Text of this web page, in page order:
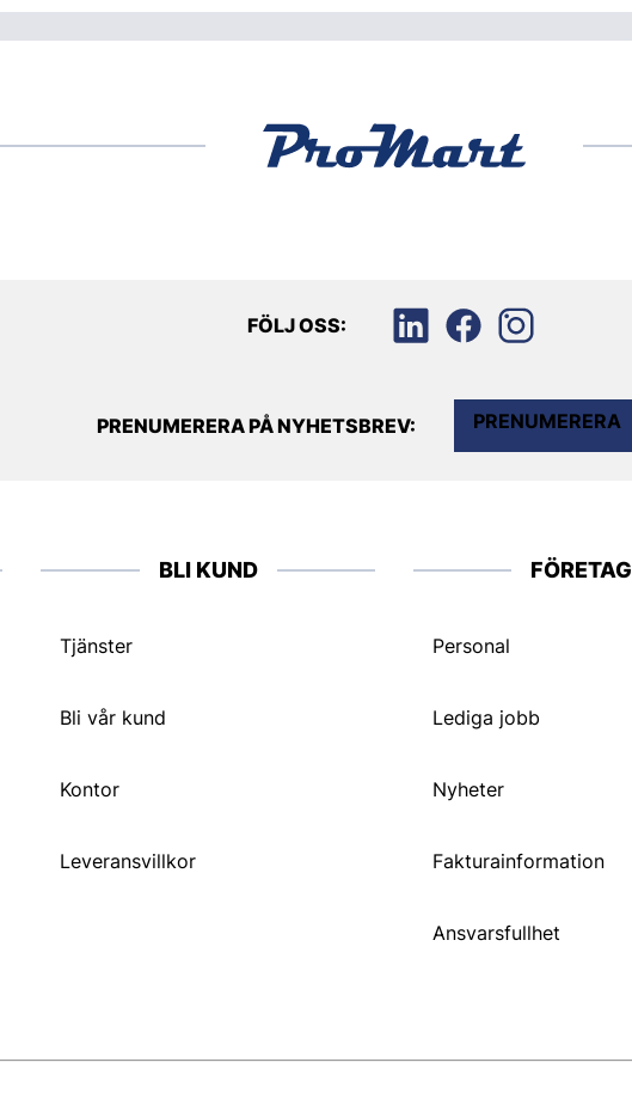
FÖLJ OSS:
PRENUMERERA PÅ NYHETSBREV: PRENUMERERA
BLI KUND
Tjänster
Bli vår kund
Kontor
Leveransvillkor
FÖRETAG
Personal
Lediga jobb
Nyheter
Fakturainformation
Ansvarsfullhet